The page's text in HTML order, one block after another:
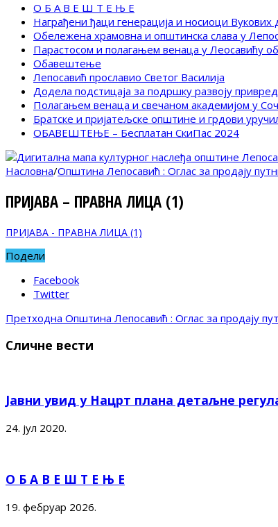
О Б А В Е Ш Т Е Њ Е
Награђени ђаци генерација и носиоци Вукових
Обележена храмовна и општинска слава у
Парастосом и полагањем венаца у Леосавићу
Обавештење
Лепосавић прославио Светог Василија
Додела подстицаја за подршку развоју
Полагањем венаца и свечаном академијом у
Братске и пријатељске општине и грдови
ОБАВЕШТЕЊЕ – Бесплатан СкиПас 2024
Насловна/Општина Лепосавић : Оглас за продају
ПРИЈАВА – ПРАВНА ЛИЦА (1)
ПРИЈАВА - ПРАВНА ЛИЦА (1)
Подели
Facebook
Twitter
Претходна Општина Лепосавић : Оглас за продају
Сличне вести
Јавни увид у Нацрт плана детаљне
24. јул 2020.
О Б А В Е Ш Т Е Њ Е
19. фебруар 2026.